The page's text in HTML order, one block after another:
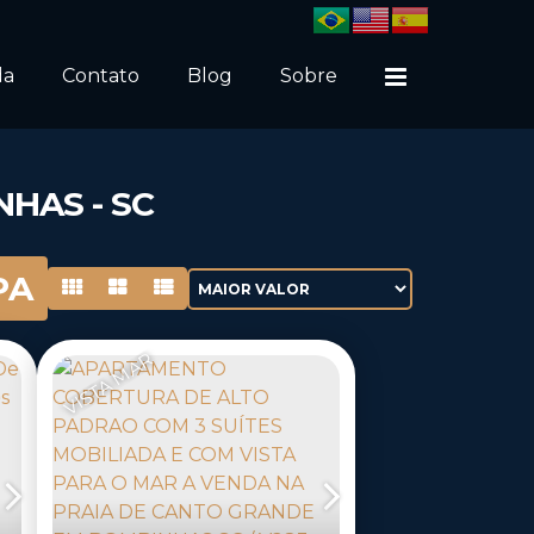
Sobre
Blog
Contato
- SC
VISTA MAR